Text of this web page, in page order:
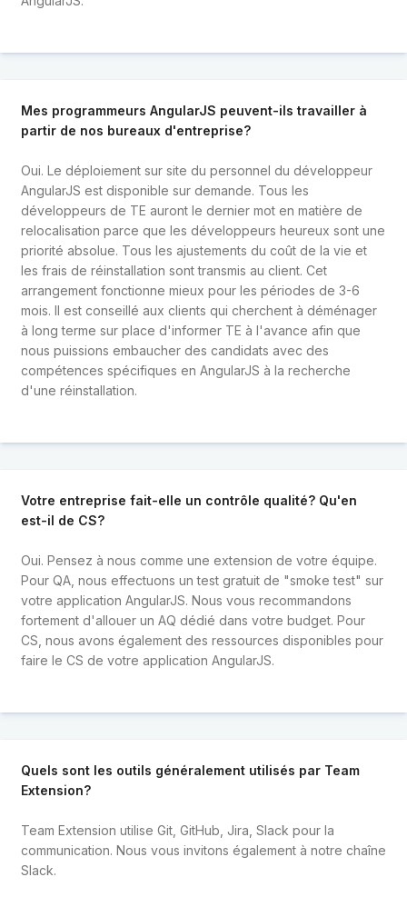
Mes programmeurs AngularJS peuvent-ils travailler à
partir de nos bureaux d'entreprise?
Oui. Le déploiement sur site du personnel du développeur
AngularJS est disponible sur demande. Tous les
développeurs de TE auront le dernier mot en matière de
relocalisation parce que les développeurs heureux sont une
priorité absolue. Tous les ajustements du coût de la vie et
les frais de réinstallation sont transmis au client. Cet
arrangement fonctionne mieux pour les périodes de 3-6
mois. Il est conseillé aux clients qui cherchent à déménager
à long terme sur place d'informer TE à l'avance afin que
nous puissions embaucher des candidats avec des
compétences spécifiques en AngularJS à la recherche
d'une réinstallation.
Votre entreprise fait-elle un contrôle qualité? Qu'en
est-il de CS?
Oui. Pensez à nous comme une extension de votre équipe.
Pour QA, nous effectuons un test gratuit de "smoke test" sur
votre application AngularJS. Nous vous recommandons
fortement d'allouer un AQ dédié dans votre budget. Pour
CS, nous avons également des ressources disponibles pour
faire le CS de votre application AngularJS.
Quels sont les outils généralement utilisés par Team
Extension?
Team Extension utilise Git, GitHub, Jira, Slack pour la
communication. Nous vous invitons également à notre chaîne
Slack.